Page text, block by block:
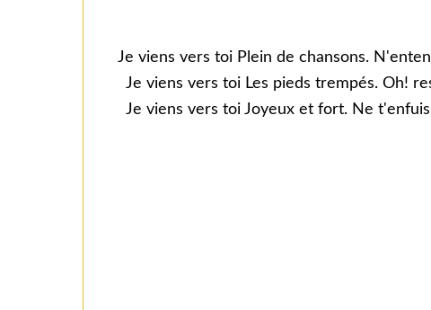
Je viens vers toi Plein de chansons.
Je viens vers toi Les pieds trempés. Oh!
Je viens vers toi Joyeux et fort. Ne